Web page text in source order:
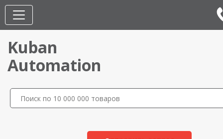
Kuban
Automation